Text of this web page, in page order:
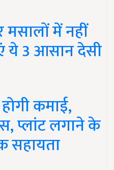
में नहीं
ये 3 आसान देसी
कमाई,
प्लांट लगाने के
सहायता